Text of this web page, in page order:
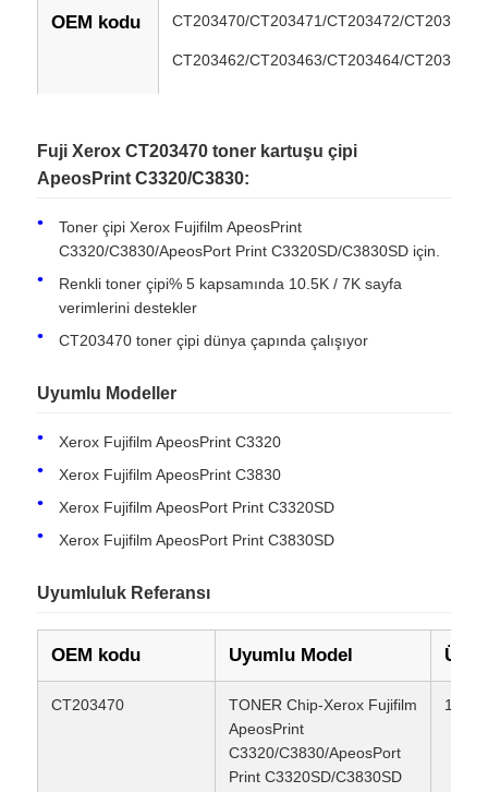
Ana sayfa
Ürünler
OEM kodu CT203470/CT203471/CT203472/CT203473
CT203462/CT203463/CT203464/CT203465
Uyumlu
Modeller
Xerox Fujifilm ApeosPrint C3320/C3830/
C3320SD/C3830SD
Durum Yeni Uyumlu
Fuji Xerox CT203470 toner kartuşu çipi
ApeosPrint C3320/C3830:
Toner çipi Xerox Fujifilm ApeosPrint
C3320/C3830/ApeosPort Print C3320SD/C3830SD için.
Renkli toner çipi% 5 kapsamında 10.5K / 7K sayfa
verimlerini destekler
CT203470 toner çipi dünya çapında çalışıyor
Uyumlu Modeller
Xerox Fujifilm ApeosPrint C3320
Xerox Fujifilm ApeosPrint C3830
Xerox Fujifilm ApeosPort Print C3320SD
Xerox Fujifilm ApeosPort Print C3830SD
Uyumluluk Referansı
OEM kodu Uyumlu Model
CT203470
TONER Chip-Xerox Fujifilm
ApeosPrint
C3320/C3830/ApeosPort
Print C3320SD/C3830SD